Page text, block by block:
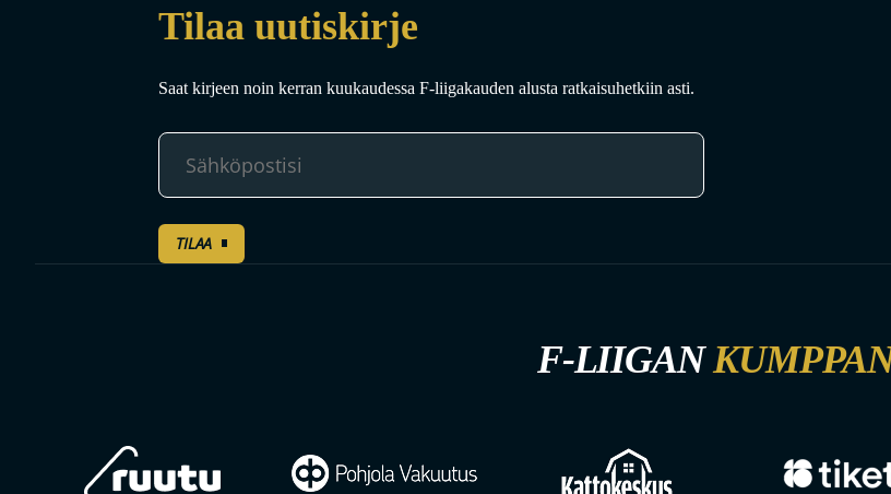
Tilaa uutiskirje
Saat kirjeen noin kerran kuukaudessa F-liigakauden alusta ratkaisuhetkiin asti.
TILAA
F-LIIGAN